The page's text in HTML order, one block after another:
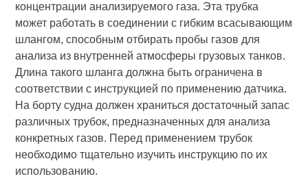
концентрации анализируемого газа. Эта трубка
может работать в соединении с гибким всасывающим
шлангом, способным отбирать пробы газов для
анализа из внутренней атмосферы грузовых танков.
Длина такого шланга должна быть ограничена в
соответствии с инструкцией по применению датчика.
На борту судна должен храниться достаточный запас
различных трубок, предназначенных для анализа
конкретных газов. Перед применением трубок
необходимо тщательно изучить инструкцию по их
использованию.